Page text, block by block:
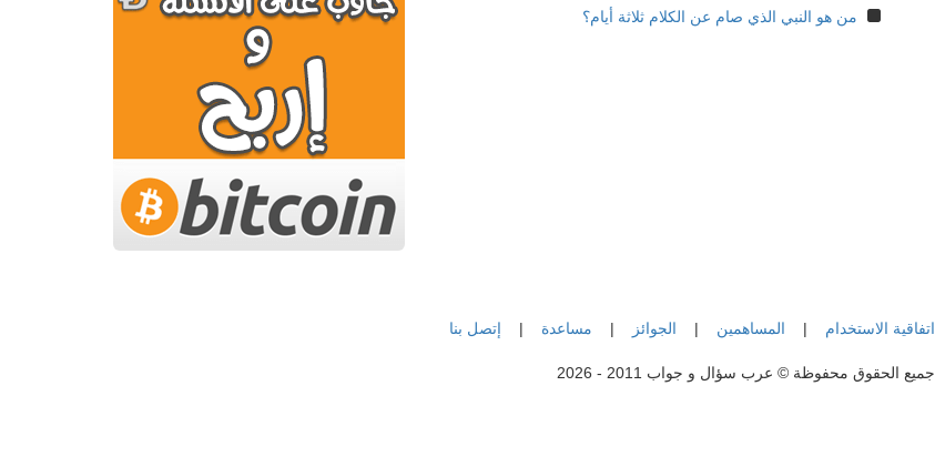
من هو النبي الذي صام عن الكلام ثلاثة أيام؟
اتفاقية الاستخدام | المساهمين | الجوائز | مساعدة | إتصل بنا
جميع الحقوق محفوظة © عرب سؤال و جواب 2011 - 2026